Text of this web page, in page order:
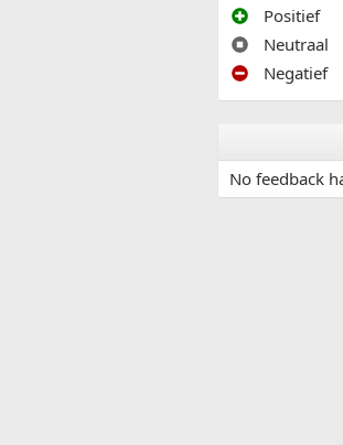
Positief
Neutraal
Negatief
No feedback